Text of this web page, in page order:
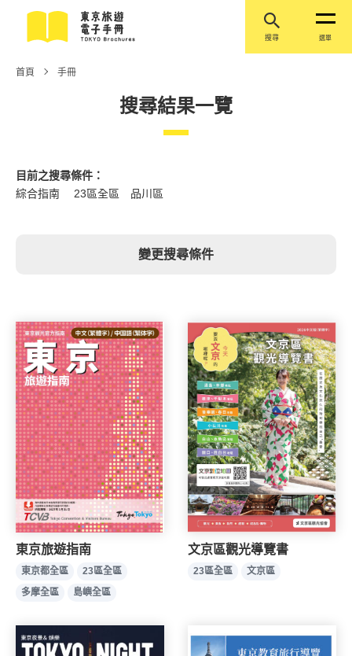
搜尋 選單
首頁 手冊
搜尋結果一覽
目前之搜尋條件：
綜合指南 23區全區 品川區
變更搜尋條件
東京旅遊指南
東京都全區
23區全區
多摩全區
島嶼全區
文京區觀光導覽書
23區全區 文京區